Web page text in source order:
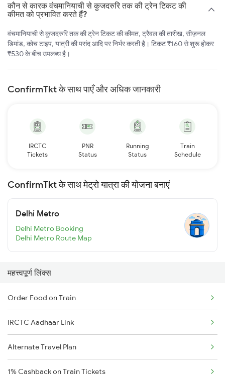
कौन से कारक वंचमानियाची से कुजदरुरि तक की ट्रेन टिकट की
कीमत को प्रभावित करते हैं?
वंचमानियाची से कुजदरुरि तक की ट्रेन टिकट की कीमत, ट्रैवल की तारीख, सीज़नल
डिमांड, कोच टाइप, यात्री की पसंद आदि पर निर्भर करती है। टिकट ₹160 से शुरू होकर
₹530 के बीच उपलब्ध है।
ConfirmTkt के साथ पाएँ और अधिक जानकारी
IRCTC
Tickets
PNR
Status
Running
Status
Train
Schedule
ConfirmTkt के साथ मेट्रो यात्रा की योजना बनाएं
Delhi Metro
Delhi Metro Booking
Delhi Metro Route Map
महत्त्वपूर्ण लिंक्स
Order Food on Train
IRCTC Aadhaar Link
Alternate Travel Plan
1% Cashback on Train Tickets